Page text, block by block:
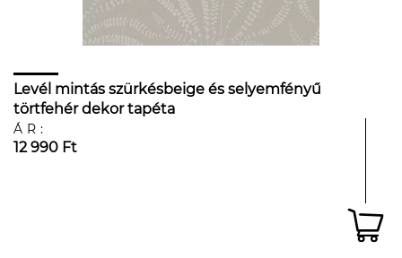
Levél mintás szürkésbeige és selyemfényű
törtfehér dekor tapéta
ÁR:
12 990 Ft